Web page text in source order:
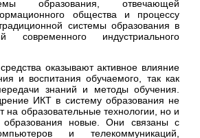
образования, отвечающей
общества и процессу
системы образования в
современного индустриального
оказывают активное влияние
и воспитания обучаемого, так как
знаний и методы обучения.
ИКТ в систему образования не
на образовательные технологии, но и
образования новые. Они связаны с
и телекоммуникаций,